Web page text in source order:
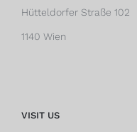
Hütteldorfer Straße 102
1140 Wien
VISIT US